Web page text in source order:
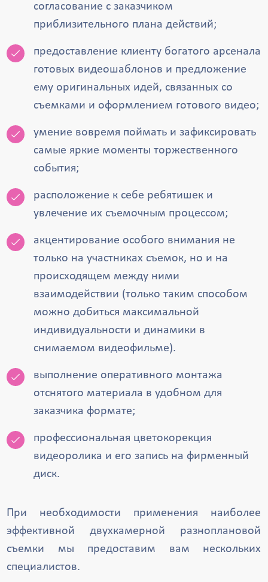
согласование с заказчиком
приблизительного плана действий;
предоставление клиенту богатого арсенала
готовых видеошаблонов и предложение
ему оригинальных идей, связанных со
съемками и оформлением готового видео;
умение вовремя поймать и зафиксировать
самые яркие моменты торжественного
события;
расположение к себе ребятишек и
увлечение их съемочным процессом;
акцентирование особого внимания не
только на участниках съемок, но и на
происходящем между ними
взаимодействии (только таким способом
можно добиться максимальной
индивидуальности и динамики в
снимаемом видеофильме).
выполнение оперативного монтажа
отснятого материала в удобном для
заказчика формате;
профессиональная цветокорекция
видеоролика и его запись на фирменный
диск.
При необходимости применения наиболее
эффективной двухкамерной разноплановой
съемки мы предоставим вам нескольких
специалистов.